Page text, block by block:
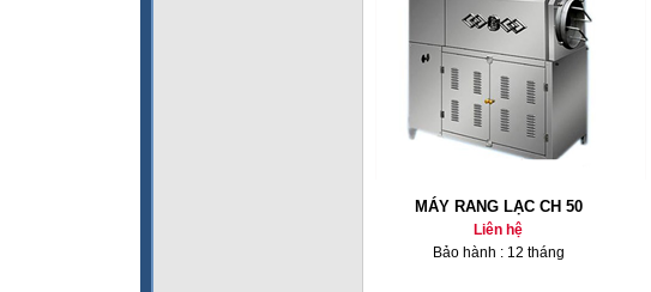
MÁY RANG LẠC CH 50
Liên hệ
Bảo hành : 12 tháng